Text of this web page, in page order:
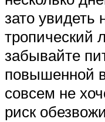
зато увидеть
тропический
забывайте
повышенной
совсем не
риск